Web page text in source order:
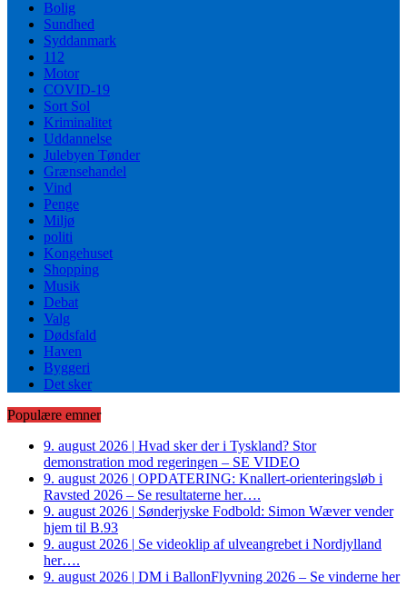
Bolig
Sundhed
Syddanmark
112
Motor
COVID-19
Sort Sol
Kriminalitet
Uddannelse
Julebyen Tønder
Grænsehandel
Vind
Penge
Miljø
politi
Kongehuset
Shopping
Musik
Debat
Valg
Dødsfald
Haven
Byggeri
Det sker
Populære emner
9. august 2026 | Hvad sker der i Tyskland? Stor
demonstration mod regeringen – SE VIDEO
9. august 2026 | OPDATERING: Knallert-orienteringsløb i
Ravsted 2026 – Se resultaterne her….
9. august 2026 | Sønderjyske Fodbold: Simon Wæver vender
hjem til B.93
9. august 2026 | Se videoklip af ulveangrebet i Nordjylland
her….
9. august 2026 | DM i BallonFlyvning 2026 – Se vinderne her